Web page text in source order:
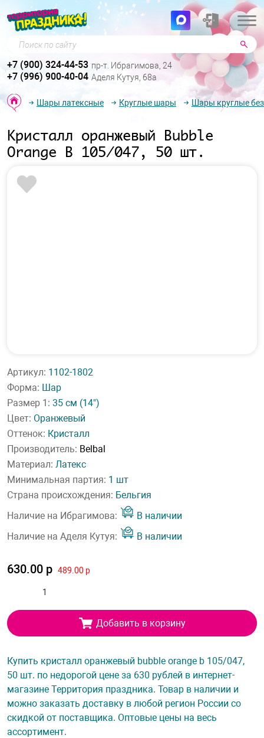
Поиск по сайту
+7 (900) 324-44-53 пр-т. Ибрагимова, 24
+7 (996) 900-40-04 Аделя Кутуя, 68а
Шары латексные Круглые шары Шары круглые
Кристалл оранжевый Bubble
Orange B 105/047, 50 шт.
Артикул: 1102-1802
Форма: Шар
Размер 1: 35 см (14")
Цвет: Оранжевый
Оттенок: Кристалл
Производитель: Belbal
Материал: Латекс
Минимальная партия: 1 шт
Страна происхождения: Бельгия
Наличие на Ибрагимова:
В наличии
Наличие на Аделя Кутуя:
В наличии
630.00 р 489.00 р
Добавить в корзину
Купить кристалл оранжевый bubble orange b 105/047,
50 шт. по недорогой цене за 630 рублей в интернет-
магазине Территория праздника. Товар в наличии и
можно заказать доставку в любой регион России со
скидкой от поставщика. Оптовые цены на весь
ассортимент.